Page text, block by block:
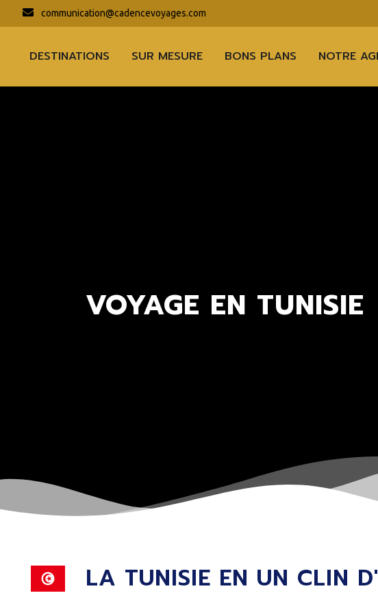
communication@cadencevoyages.com
DESTINATIONS SUR MESURE BONS PLANS NOTRE
VOYAGE EN TUNISIE
LA TUNISIE EN UN CLIN